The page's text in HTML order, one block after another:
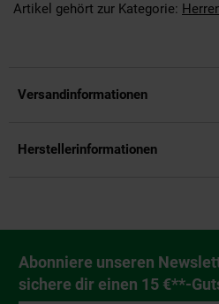
Artikel gehört zur Kategorie:
Versandinformationen
Herstellerinformationen
Newsletter Anmeldung
Abonniere unseren
sichere dir einen 15 €**-